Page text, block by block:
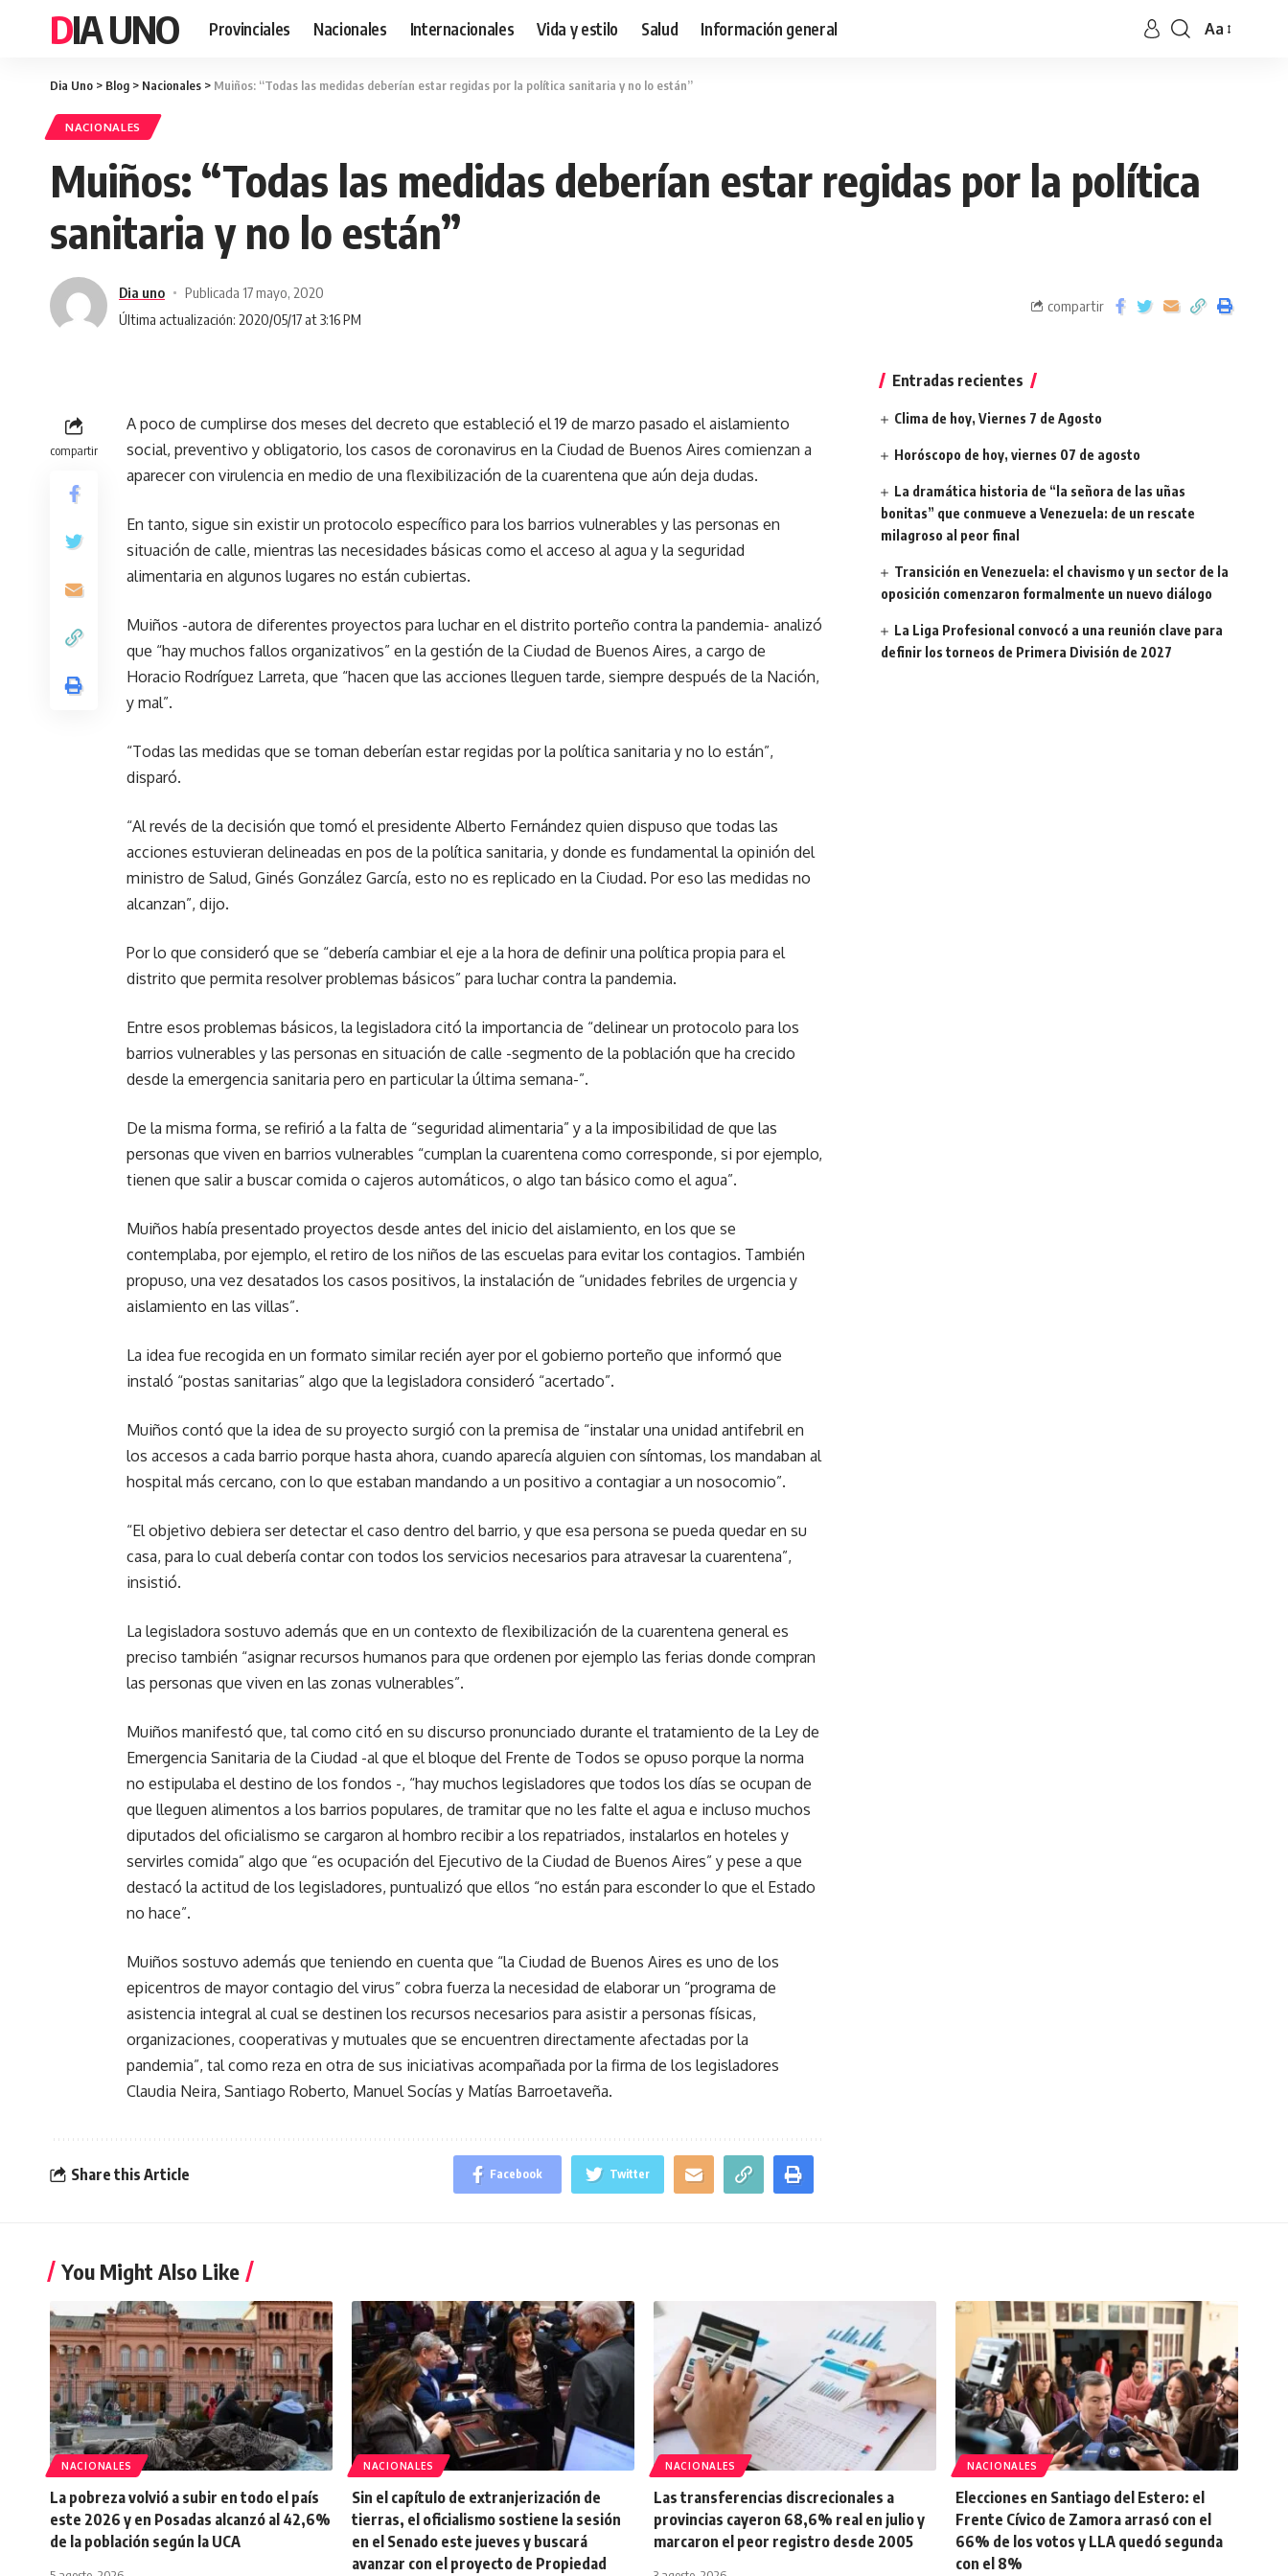
DIA UNO Provinciales Nacionales Internacionales Vida y estilo Salud Información general Aa
Dia Uno > Blog > Nacionales > Muiños: “Todas las medidas deberían estar regidas por la política sanitaria y no lo están”
NACIONALES
Muiños: “Todas las medidas deberían estar regidas por la política
sanitaria y no lo están”
Última actualización: 2020/05/17 at 3:16 PM
Dia uno Publicada 17 mayo, 2020
compartir
compartir
A poco de cumplirse dos meses del decreto que estableció el 19 de marzo pasado el aislamiento
social, preventivo y obligatorio, los casos de coronavirus en la Ciudad de Buenos Aires comienzan a
aparecer con virulencia en medio de una flexibilización de la cuarentena que aún deja dudas.
En tanto, sigue sin existir un protocolo específico para los barrios vulnerables y las personas en
situación de calle, mientras las necesidades básicas como el acceso al agua y la seguridad
alimentaria en algunos lugares no están cubiertas.
Muiños -autora de diferentes proyectos para luchar en el distrito porteño contra la pandemia- analizó
que “hay muchos fallos organizativos” en la gestión de la Ciudad de Buenos Aires, a cargo de
Horacio Rodríguez Larreta, que “hacen que las acciones lleguen tarde, siempre después de la Nación,
y mal”.
“Todas las medidas que se toman deberían estar regidas por la política sanitaria y no lo están”,
disparó.
“Al revés de la decisión que tomó el presidente Alberto Fernández quien dispuso que todas las
acciones estuvieran delineadas en pos de la política sanitaria, y donde es fundamental la opinión del
ministro de Salud, Ginés González García, esto no es replicado en la Ciudad. Por eso las medidas no
alcanzan”, dijo.
Por lo que consideró que se “debería cambiar el eje a la hora de definir una política propia para el
distrito que permita resolver problemas básicos” para luchar contra la pandemia.
Entre esos problemas básicos, la legisladora citó la importancia de “delinear un protocolo para los
barrios vulnerables y las personas en situación de calle -segmento de la población que ha crecido
desde la emergencia sanitaria pero en particular la última semana-”.
De la misma forma, se refirió a la falta de “seguridad alimentaria” y a la imposibilidad de que las
personas que viven en barrios vulnerables “cumplan la cuarentena como corresponde, si por ejemplo,
tienen que salir a buscar comida o cajeros automáticos, o algo tan básico como el agua”.
Muiños había presentado proyectos desde antes del inicio del aislamiento, en los que se
contemplaba, por ejemplo, el retiro de los niños de las escuelas para evitar los contagios. También
propuso, una vez desatados los casos positivos, la instalación de “unidades febriles de urgencia y
aislamiento en las villas”.
La idea fue recogida en un formato similar recién ayer por el gobierno porteño que informó que
instaló “postas sanitarias” algo que la legisladora consideró “acertado”.
Muiños contó que la idea de su proyecto surgió con la premisa de “instalar una unidad antifebril en
los accesos a cada barrio porque hasta ahora, cuando aparecía alguien con síntomas, los mandaban al
hospital más cercano, con lo que estaban mandando a un positivo a contagiar a un nosocomio”.
“El objetivo debiera ser detectar el caso dentro del barrio, y que esa persona se pueda quedar en su
casa, para lo cual debería contar con todos los servicios necesarios para atravesar la cuarentena”,
insistió.
La legisladora sostuvo además que en un contexto de flexibilización de la cuarentena general es
preciso también “asignar recursos humanos para que ordenen por ejemplo las ferias donde compran
las personas que viven en las zonas vulnerables”.
Muiños manifestó que, tal como citó en su discurso pronunciado durante el tratamiento de la Ley de
Emergencia Sanitaria de la Ciudad -al que el bloque del Frente de Todos se opuso porque la norma
no estipulaba el destino de los fondos -, “hay muchos legisladores que todos los días se ocupan de
que lleguen alimentos a los barrios populares, de tramitar que no les falte el agua e incluso muchos
diputados del oficialismo se cargaron al hombro recibir a los repatriados, instalarlos en hoteles y
servirles comida” algo que “es ocupación del Ejecutivo de la Ciudad de Buenos Aires” y pese a que
destacó la actitud de los legisladores, puntualizó que ellos “no están para esconder lo que el Estado
no hace”.
Muiños sostuvo además que teniendo en cuenta que “la Ciudad de Buenos Aires es uno de los
epicentros de mayor contagio del virus” cobra fuerza la necesidad de elaborar un “programa de
asistencia integral al cual se destinen los recursos necesarios para asistir a personas físicas,
organizaciones, cooperativas y mutuales que se encuentren directamente afectadas por la
pandemia”, tal como reza en otra de sus iniciativas acompañada por la firma de los legisladores
Claudia Neira, Santiago Roberto, Manuel Socías y Matías Barroetaveña.
Share this Article Facebook Twitter
Entradas recientes
Clima de hoy, Viernes 7 de Agosto
Horóscopo de hoy, viernes 07 de agosto
La dramática historia de “la señora de las uñas
bonitas” que conmueve a Venezuela: de un rescate
milagroso al peor final
Transición en Venezuela: el chavismo y un sector de la
oposición comenzaron formalmente un nuevo diálogo
La Liga Profesional convocó a una reunión clave para
definir los torneos de Primera División de 2027
You Might Also Like
NACIONALES
La pobreza volvió a subir en todo el país
este 2026 y en Posadas alcanzó al 42,6%
de la población según la UCA
NACIONALES
Sin el capítulo de extranjerización de
tierras, el oficialismo sostiene la sesión
en el Senado este jueves y buscará
avanzar con el proyecto de Propiedad
NACIONALES
Las transferencias discrecionales a
provincias cayeron 68,6% real en julio y
marcaron el peor registro desde 2005
NACIONALES
Elecciones en Santiago del Estero: el
Frente Cívico de Zamora arrasó con el
66% de los votos y LLA quedó segunda
con el 8%